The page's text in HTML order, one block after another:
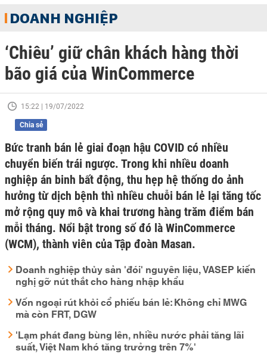
DOANH NGHIỆP
‘Chiêu’ giữ chân khách hàng thời
bão giá của WinCommerce
15:22 | 19/07/2022
Chia sẻ
Bức tranh bán lẻ giai đoạn hậu COVID có nhiều
chuyển biến trái ngược. Trong khi nhiều doanh
nghiệp án binh bất động, thu hẹp hệ thống do ảnh
hưởng từ dịch bệnh thì nhiều chuỗi bán lẻ lại tăng tốc
mở rộng quy mô và khai trương hàng trăm điểm bán
mỗi tháng. Nổi bật trong số đó là WinCommerce
(WCM), thành viên của Tập đoàn Masan.
Doanh nghiệp thủy sản 'đói' nguyên liệu, VASEP kiến
nghị gỡ nút thắt cho hàng nhập khẩu
Vốn ngoại rút khỏi cổ phiếu bán lẻ: Không chỉ MWG
mà còn FRT, DGW
'Lạm phát đang bùng lên, nhiều nước phải tăng lãi
suất, Việt Nam khó tăng trưởng trên 7%'